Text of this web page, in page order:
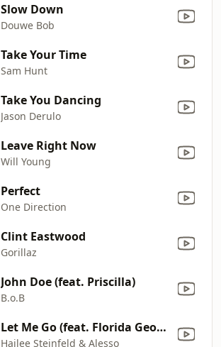
Slow Down
Douwe Bob
Take Your Time
Sam Hunt
Take You Dancing
Jason Derulo
Leave Right Now
Will Young
Perfect
One Direction
Clint Eastwood
Gorillaz
John Doe (feat. Priscilla)
B.o.B
Let Me Go (feat. Florida Georgia Line & watt)
Hailee Steinfeld & Alesso